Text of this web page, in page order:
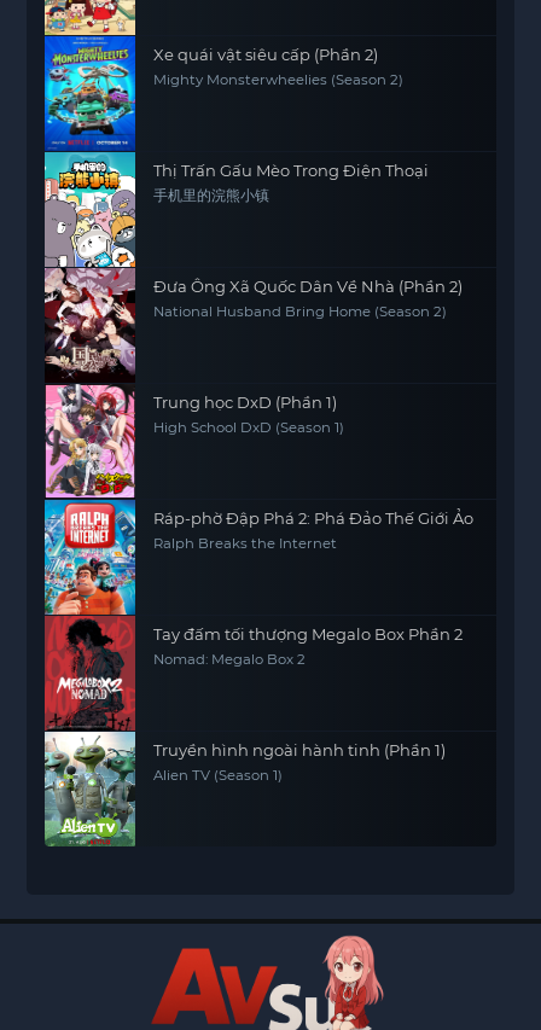
Xe quái vật siêu cấp (Phần 2)
Mighty Monsterwheelies (Season 2)
Thị Trấn Gấu Mèo Trong Điện Thoại
手机里的浣熊小镇
Đưa Ông Xã Quốc Dân Về Nhà (Phần 2)
National Husband Bring Home (Season 2)
Trung học DxD (Phần 1)
High School DxD (Season 1)
Ráp-phờ Đập Phá 2: Phá Đảo Thế Giới Ảo
Ralph Breaks the Internet
Tay đấm tối thượng Megalo Box Phần 2
Nomad: Megalo Box 2
Truyền hình ngoài hành tinh (Phần 1)
Alien TV (Season 1)